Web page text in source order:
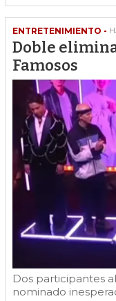
ENTRETENIMIENTO -
Doble
Famosos
Dos participantes
nominado